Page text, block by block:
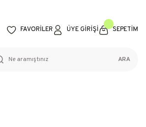
FAVORİLER ÜYE GİRİŞİ SEPETİM
ARA